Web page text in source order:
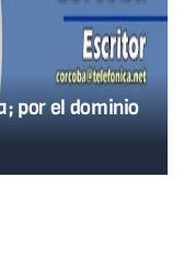
por el dominio